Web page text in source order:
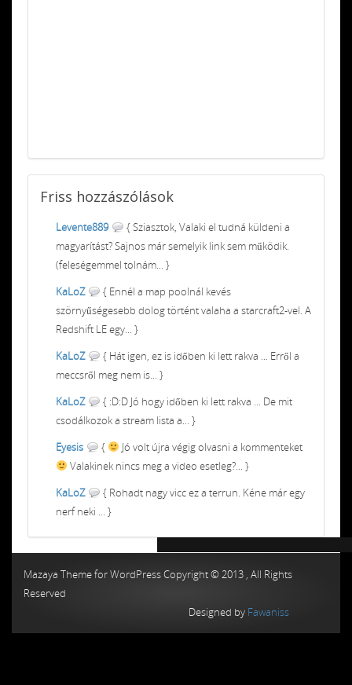
Friss hozzászólások
Levente889
{ Sziasztok, Valaki el tudná küldeni a
magyarítást? Sajnos már semelyik link sem működik.
(feleségemmel tolnám... }
KaLoZ
{ Ennél a map poolnál kevés
szörnyűségesebb dolog történt valaha a starcraft2-vel. A
Redshift LE egy... }
KaLoZ
{ Hát igen, ez is időben ki lett rakva ... Erről a
meccsről meg nem is... }
KaLoZ
{ :D:D Jó hogy időben ki lett rakva ... De mit
csodálkozok a stream lista a... }
Eyesis
{
Jó volt újra végig olvasni a kommenteket
Valakinek nincs meg a video esetleg?... }
KaLoZ
{ Rohadt nagy vicc ez a terrun. Kéne már egy
nerf neki ... }
Mazaya Theme for WordPress Copyright © 2013 , All Rights
Reserved
Designed by Fawaniss